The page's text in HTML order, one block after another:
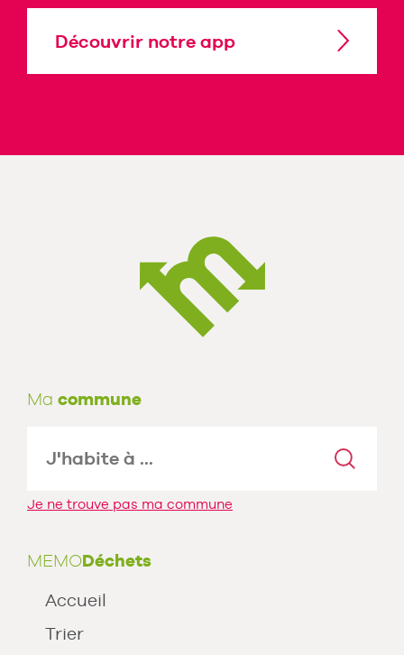
Découvrir notre app
Ma commune
Je ne trouve pas ma commune
MEMODéchets
Accueil
Trier